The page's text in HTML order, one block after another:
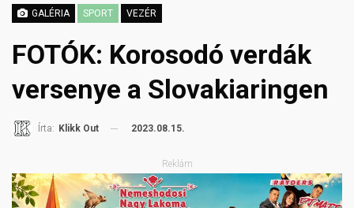
GALÉRIA SPORT VEZÉR
FOTÓK: Korosodó verdák
versenye a Slovakiaringen
Írta: Klikk Out 2023.08.15.
Reklám